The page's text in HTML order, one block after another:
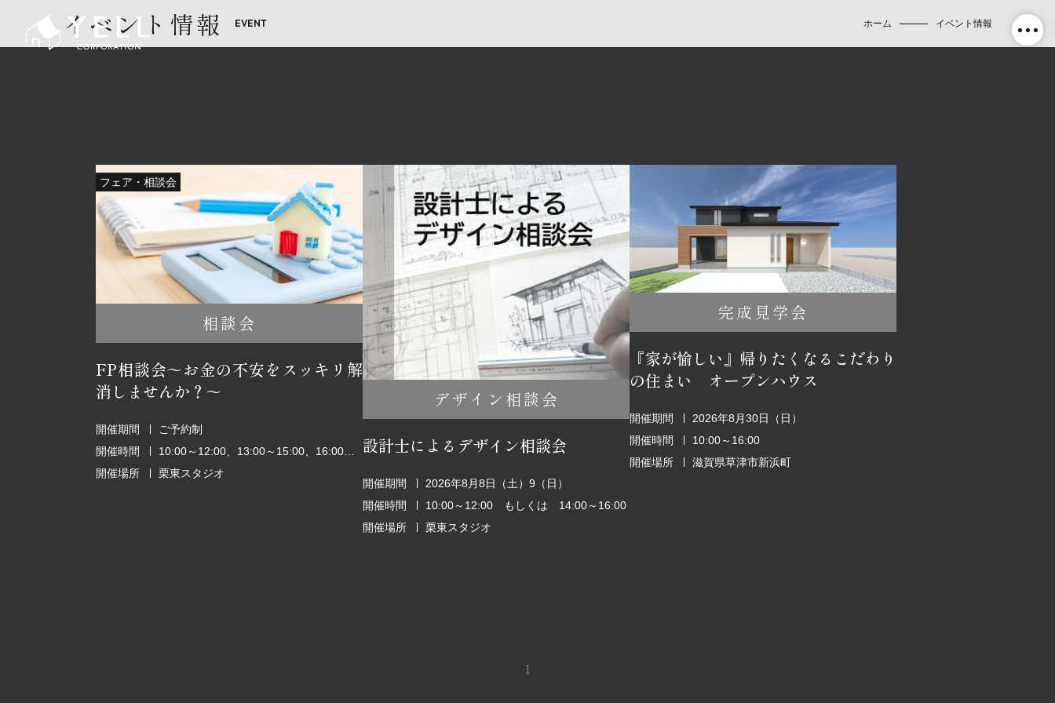
イベント情報 ホーム イベント情報
フェア・相談会
相談会
FP相談会～お金の不安をスッキリ解
消しませんか？～
開催期間
ご予約制
開催時間
開催場所
栗東スタジオ
デザイン相談会
設計士によるデザイン相談会
開催期間
2026年8月8日（土）9（日）
開催時間
10:00～12:00 もしくは 14:00～16:00
開催場所
栗東スタジオ
完成見学会
『家が愉しい』帰りたくなるこだわり
の住まい オープンハウス
開催期間
2026年8月30日（日）
開催時間
10:00～16:00
開催場所
滋賀県草津市新浜町
1